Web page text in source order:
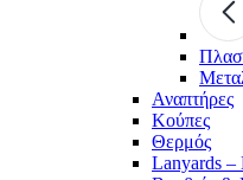
Αναπτήρες
Κούπες
Θερμός
Lanyards –